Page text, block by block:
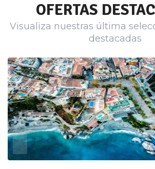
OFERTAS
Visualiza nuestras última
destacadas